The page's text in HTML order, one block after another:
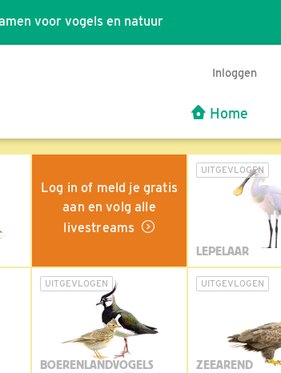
voor vogels en natuur
Inloggen
Home
Log in of meld je gratis
aan en volg alle
livestreams
UITGEVLOGEN
LEPELAAR
UITGEVLOGEN
BOERENLANDVOGELS
UITGEVLOGEN
ZEEAREND